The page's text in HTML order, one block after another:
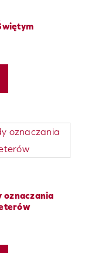
oznaczania